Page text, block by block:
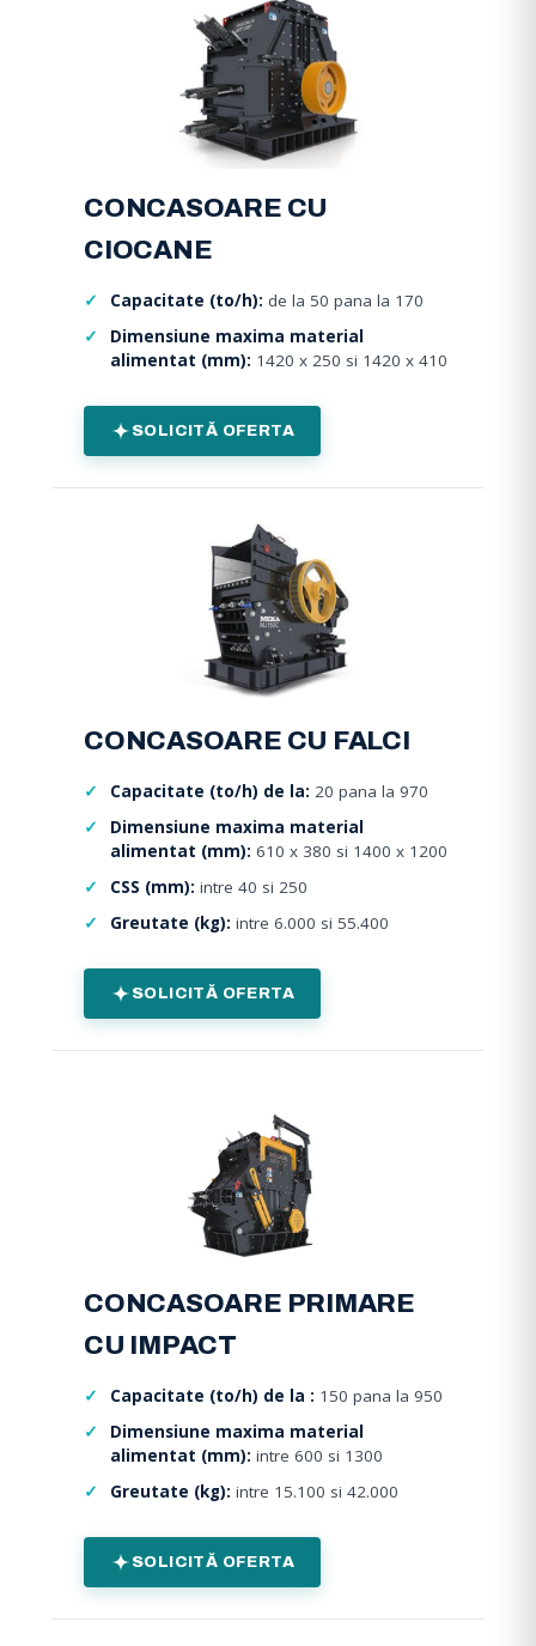
CONCASOARE CU
CIOCANE
Capacitate (to/h): de la 50 pana la 170
Dimensiune maxima material
alimentat (mm): 1420 x 250 si 1420 x 410
SOLICITĂ OFERTA
CONCASOARE CU FALCI
Capacitate (to/h) de la: 20 pana la 970
Dimensiune maxima material
alimentat (mm): 610 x 380 si 1400 x 1200
CSS (mm): intre 40 si 250
Greutate (kg): intre 6.000 si 55.400
SOLICITĂ OFERTA
CONCASOARE PRIMARE
CU IMPACT
Capacitate (to/h) de la : 150 pana la 950
Dimensiune maxima material
alimentat (mm): intre 600 si 1300
Greutate (kg): intre 15.100 si 42.000
SOLICITĂ OFERTA